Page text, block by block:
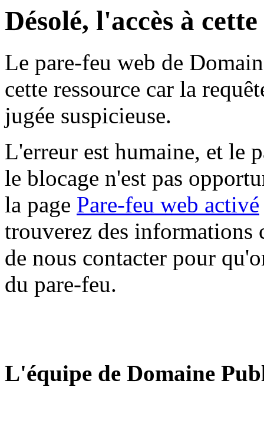
Désolé, l'accès à
Le pare-feu web de
cette ressource car la
jugée suspicieuse.
L'erreur est humaine, et le
le blocage n'est pas
la page Pare-feu web activé
trouverez des informations
de nous contacter pour
du pare-feu.
L'équipe de Domaine